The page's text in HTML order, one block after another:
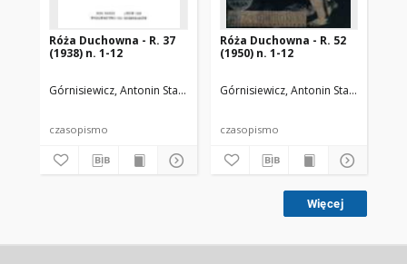
Róża Duchowna - R. 37
(1938) n. 1-12
Górnisiewicz, Antonin Stanisław (1871-1948). Red.
czasopismo
Róża Duchowna - R. 52
(1950) n. 1-12
Górnisiewicz, Antonin Stanisław
czasopismo
Więcej